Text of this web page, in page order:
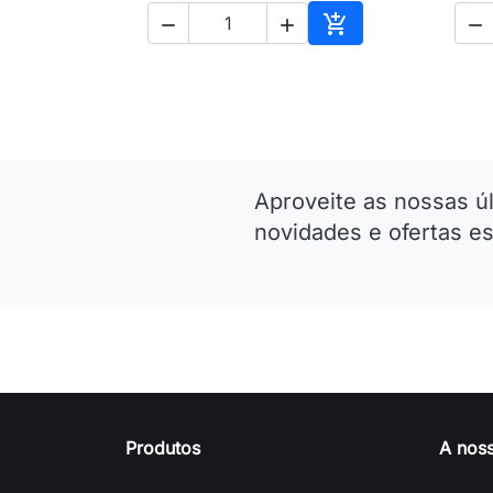
  
Adicionar ao

Aproveite as nossas
novidades e ofertas
Produtos A